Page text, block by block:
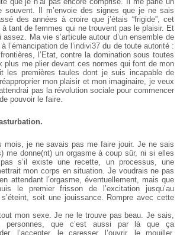
souvent. Il m’envoie des signes que je ne sais
des années à croire que j’étais “frigide”, cet
à tant de femmes qui ne trouventpas le plaisir. Et
assez. Ma vie s’articule autour d’un ensemble de
l’émancipation de l’indivi37 du de toute autorité :
l’Etat, contre ladomination sous toutes
plus me plier devant ces normes qui font de mon
les premières taules dont je suis incapable de
mon plaisir et mon imaginaire, je veux
pas larévolution sociale pour commencer
pouvoir le faire.
mois, je ne savais pas me faire jouir. Je ne sais
me donne(nt) un orgasme à coup sûr, ni si elles
s’il existe une recette, un processus, une
mon corps en situation. Je voudrais ne pas
attendant l’orgasme, éventuellement, mais que
le premier frisson de l’excitation jusqu’au
soit une jouissance. Rompre avec cette
mon sexe. Je ne le trouve pas beau. Je sais,
personnes, que c’est aussi par là que ça
l’accepter, le caresser, l’ouvrir, le mouiller,